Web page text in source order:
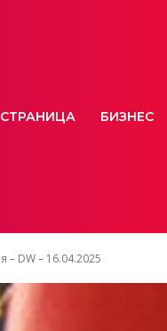
БИЗНЕС
DW – 16.04.2025